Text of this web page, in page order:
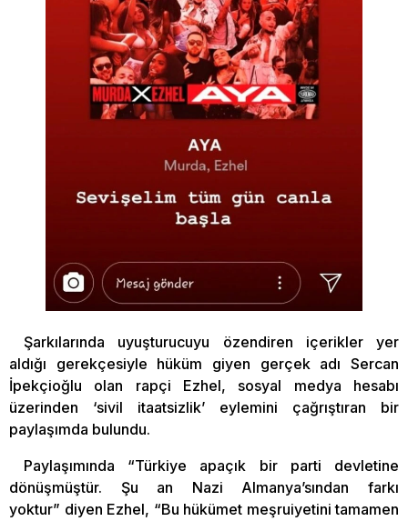
Şarkılarında uyuşturucuyu özendiren içerikler yer
aldığı gerekçesiyle hüküm giyen gerçek adı Sercan
İpekçioğlu olan rapçi Ezhel, sosyal medya hesabı
üzerinden ‘sivil itaatsizlik’ eylemini çağrıştıran bir
paylaşımda bulundu.
Paylaşımında “Türkiye apaçık bir parti devletine
dönüşmüştür. Şu an Nazi Almanya’sından farkı
yoktur” diyen Ezhel, “Bu hükümet meşruiyetini tamamen